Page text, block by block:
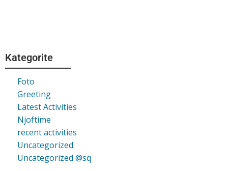
Kategorite
Foto
Greeting
Latest Activities
Njoftime
recent activities
Uncategorized
Uncategorized @sq